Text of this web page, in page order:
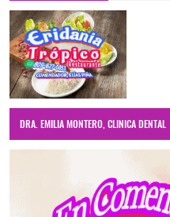
DRA. EMILIA MONTERO, CLINICA DENTAL